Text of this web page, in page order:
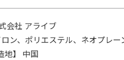
会社 アライブ
ロン、ポリエステル、ネオプレ
地】 中国